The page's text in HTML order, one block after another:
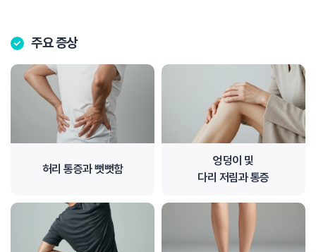
주요 증상
허리 통증과 뻣뻣함
엉덩이 및
다리 저림과 통증